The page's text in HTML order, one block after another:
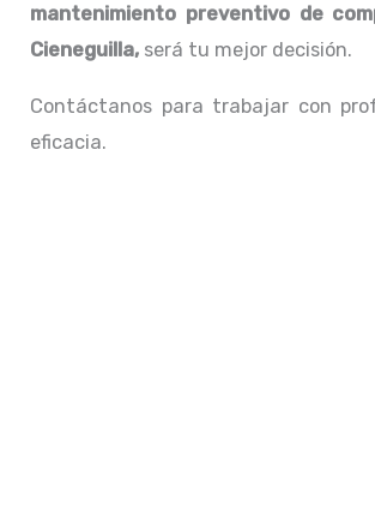
mantenimiento preventivo de
Cieneguilla, será tu mejor decisión.
Contáctanos para trabajar con
eficacia.